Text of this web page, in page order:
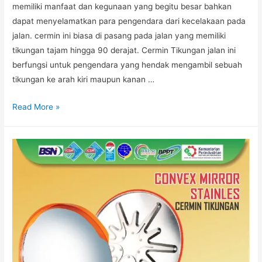
memiliki manfaat dan kegunaan yang begitu besar bahkan
dapat menyelamatkan para pengendara dari kecelakaan pada
jalan. cermin ini biasa di pasang pada jalan yang memiliki
tikungan tajam hingga 90 derajat. Cermin Tikungan jalan ini
berfungsi untuk pengendara yang hendak mengambil sebuah
tikungan ke arah kiri maupun kanan …
CERMIN
Read More »